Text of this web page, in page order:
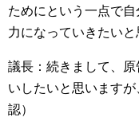
ためにという一点で
力になっていきたいと
議長：続きまして、
いしたいと思います
認）